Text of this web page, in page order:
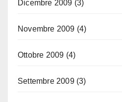
Dicembre 2009 (3)
Novembre 2009 (4)
Ottobre 2009 (4)
Settembre 2009(3)